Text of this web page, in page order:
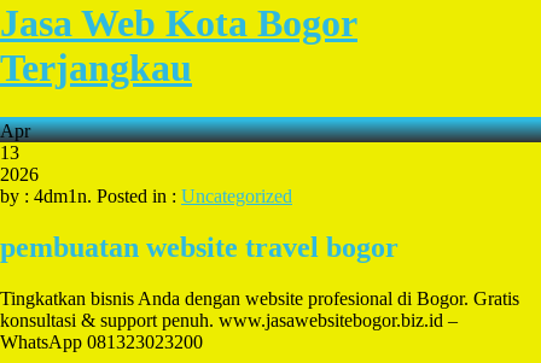
Jasa Web Kota Bogor
Terjangkau
Apr
13
2026
by : 4dm1n. Posted in : Uncategorized
pembuatan website travel bogor
Tingkatkan bisnis Anda dengan website profesional di Bogor. Gratis
konsultasi & support penuh. www.jasawebsitebogor.biz.id –
WhatsApp 081323023200